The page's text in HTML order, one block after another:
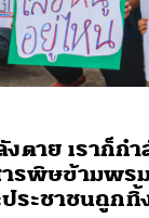
ตาย เราก็ก
รพิษข้ามพร
ระชาชนถูกทิ้